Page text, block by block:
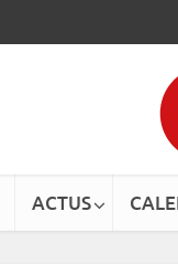
ACTUS